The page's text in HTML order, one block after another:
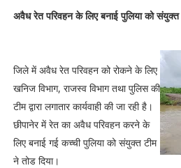
अवैध रेत परिवहन के लिए बनाई पुलिया को संयुक्‍त
जिले में अवैध रेत परिवहन को रोकने के लिए
खनिज विभाग, राजस्‍व विभाग तथा पुलिस की
टीम द्वारा लगातार कार्यवाही की जा रही है।
छीपानेर में रेत का अवैध परिवहन करने के
लिए बनाई गई कच्‍ची पुलिया को संयुक्‍त टीम
ने तोड दिया।